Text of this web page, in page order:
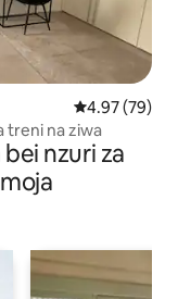
Ukadiriaji wa
4.97 (79)
treni na ziwa
nzuri za